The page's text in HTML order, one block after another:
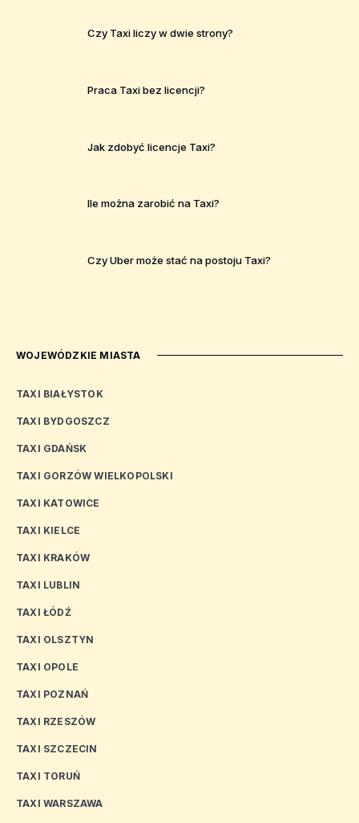
Czy Taxi liczy w dwie strony?
Praca Taxi bez licencji?
Jak zdobyć licencje Taxi?
Ile można zarobić na Taxi?
Czy Uber może stać na postoju Taxi?
WOJEWÓDZKIE MIASTA
TAXI BIAŁYSTOK
TAXI BYDGOSZCZ
TAXI GDAŃSK
TAXI GORZÓW WIELKOPOLSKI
TAXI KATOWICE
TAXI KIELCE
TAXI KRAKÓW
TAXI LUBLIN
TAXI ŁÓDŹ
TAXI OLSZTYN
TAXI OPOLE
TAXI POZNAŃ
TAXI RZESZÓW
TAXI SZCZECIN
TAXI TORUŃ
TAXI WARSZAWA